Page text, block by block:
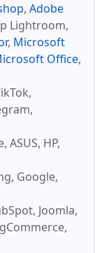
, Adobe
Lightroom,
, Microsoft
Office,
ASUS, HP,
Google,
Joomla,